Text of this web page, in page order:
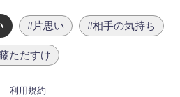
#片思い #相手の気持ち
ただすけ
利用規約